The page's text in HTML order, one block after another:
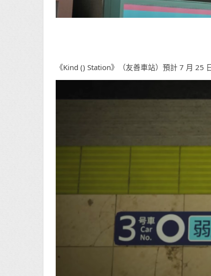
《Kind () Station》（友善車站）預計 7 月 25